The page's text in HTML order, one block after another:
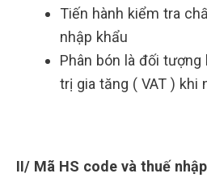
Tiến hành kiểm tra
nhập khẩu
Phân bón là đối
trị gia tăng ( VAT ) khi
II/ Mã HS code và thuế